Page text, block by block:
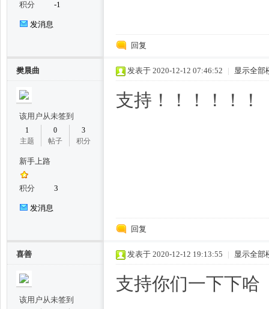
积分
-1
发消息
回复
樊晨曲
该用户从未签到
1
主题
0
帖子
3
积分
新手上路
积分 3
发消息
发表于 2020-12-12 07:46:52 | 显示全部
支持！！！！！！
回复
喜善
该用户从未签到
发表于 2020-12-12 19:13:55 | 显示全部
支持你们一下下哈